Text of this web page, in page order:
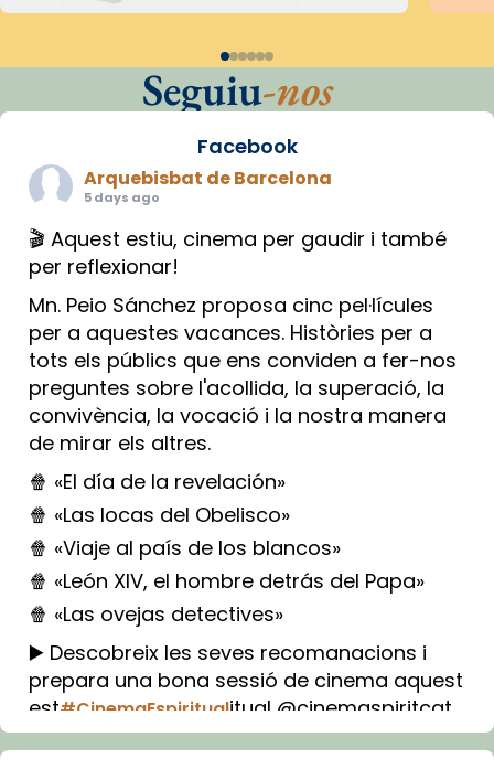
Seguiu-nos
Facebook
Arquebisbat de Barcelona
5 days ago
🎬 Aquest estiu, cinema per gaudir i també
per reflexionar!
Mn. Peio Sánchez proposa cinc pel·lícules
per a aquestes vacances. Històries per a
tots els públics que ens conviden a fer-nos
preguntes sobre l'acollida, la superació, la
convivència, la vocació i la nostra manera
de mirar els altres.
🍿 «El día de la revelación»
🍿 «Las locas del Obelisco»
🍿 «Viaje al país de los blancos»
🍿 «León XIV, el hombre detrás del Papa»
🍿 «Las ovejas detectives»
▶️ Descobreix les seves recomanacions i
prepara una bona sessió de cinema aquest
est#CinemaEspiritualitual @cinemaspiritcat
Imatge: Generada amb IA (OpenAI)